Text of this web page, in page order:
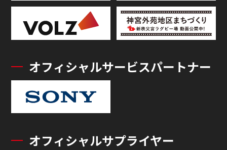
オフィシャルサービスパートナー
オフィシャルサプライヤー